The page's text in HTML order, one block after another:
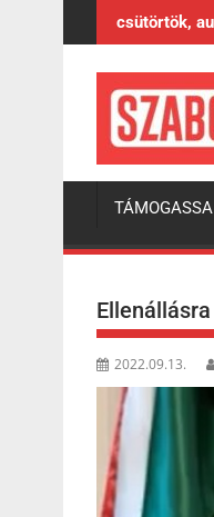
to
csütörtök,
2022.09.13.